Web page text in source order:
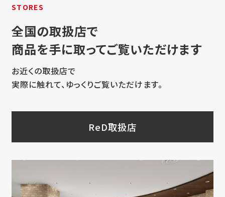
STORES
全国の取扱店で
商品を手に取ってご覧いただけます
お近くの取扱店で
実際に触れて、ゆっくりご覧いただけます。
ReD取扱店